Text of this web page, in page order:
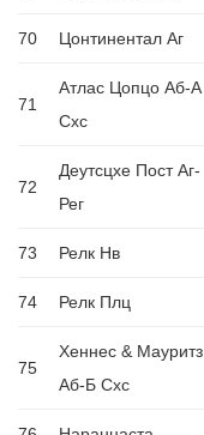
70 Цонтинентал Аг
71
Атлас Цопцо Аб-А
Схс
72
Деутсцхе Пост Аг-
Рег
73 Релк Нв
74 Релк Плц
75
Хеннес & Мауритз
Аб-Б Схс